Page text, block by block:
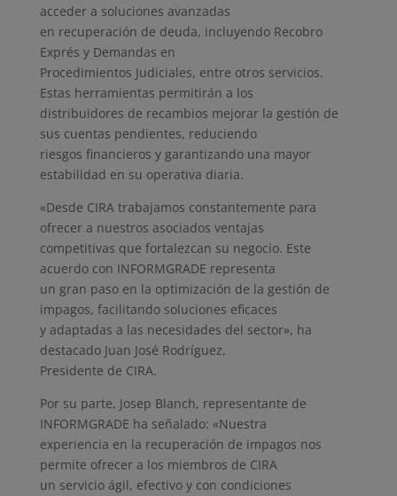
acceder a soluciones avanzadas
en recuperación de deuda, incluyendo Recobro
Exprés y Demandas en
Procedimientos Judiciales, entre otros servicios.
Estas herramientas permitirán a los
distribuidores de recambios mejorar la gestión de
sus cuentas pendientes, reduciendo
riesgos financieros y garantizando una mayor
estabilidad en su operativa diaria.
«Desde CIRA trabajamos constantemente para
ofrecer a nuestros asociados ventajas
competitivas que fortalezcan su negocio. Este
acuerdo con INFORMGRADE representa
un gran paso en la optimización de la gestión de
impagos, facilitando soluciones eficaces
y adaptadas a las necesidades del sector», ha
destacado Juan José Rodríguez,
Presidente de CIRA.
Por su parte, Josep Blanch, representante de
INFORMGRADE ha señalado: «Nuestra
experiencia en la recuperación de impagos nos
permite ofrecer a los miembros de CIRA
un servicio ágil, efectivo y con condiciones